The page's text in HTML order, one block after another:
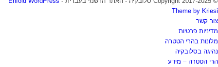
Theme by Kriesi
צור קשר
מדיניות פרטיות
מלונות בהרי הטטרה
נהיגה בסלובקיה
הרי הטטרה – מידע